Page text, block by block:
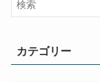
カテゴリー